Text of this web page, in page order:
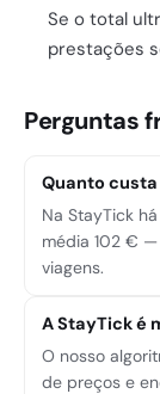
Se o total
prestações
Perguntas
Quanto
Na StayTick
média 102 € —
viagens.
A StayTick é
O nosso
de preços e